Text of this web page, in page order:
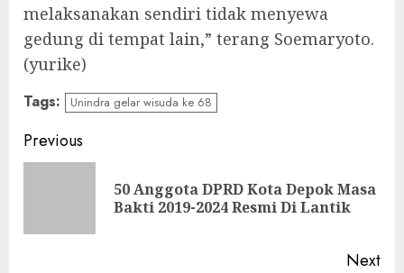
melaksanakan sendiri tidak menyewa
gedung di tempat lain,” terang Soemaryoto.
(yurike)
Tags: Unindra gelar wisuda ke 68
Continue
Reading
Previous
50 Anggota DPRD Kota Depok Masa
Bakti 2019-2024 Resmi Di Lantik
Next